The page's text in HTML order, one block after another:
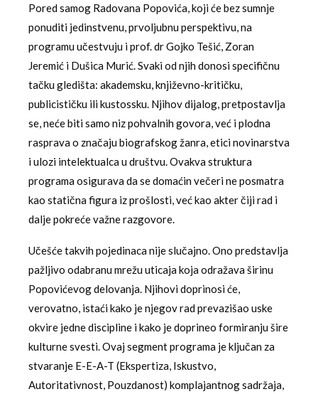
Pored samog Radovana Popovića, koji će bez sumnje
ponuditi jedinstvenu, prvoljubnu perspektivu, na
programu učestvuju i prof. dr Gojko Tešić, Zoran
Jeremić i Dušica Murić. Svaki od njih donosi specifičnu
tačku gledišta: akademsku, književno-kritičku,
publicističku ili kustossku. Njihov dijalog, pretpostavlja
se, neće biti samo niz pohvalnih govora, već i plodna
rasprava o značaju biografskog žanra, etici novinarstva
i ulozi intelektualca u društvu. Ovakva struktura
programa osigurava da se domaćin večeri ne posmatra
kao statična figura iz prošlosti, već kao akter čiji rad i
dalje pokreće važne razgovore.
Učešće takvih pojedinaca nije slučajno. Ono predstavlja
pažljivo odabranu mrežu uticaja koja odražava širinu
Popovićevog delovanja. Njihovi doprinosi će,
verovatno, istaći kako je njegov rad prevazišao uske
okvire jedne discipline i kako je doprineo formiranju šire
kulturne svesti. Ovaj segment programa je ključan za
stvaranje E-E-A-T (Ekspertiza, Iskustvo,
Autoritativnost, Pouzdanost) komplajantnog sadržaja,